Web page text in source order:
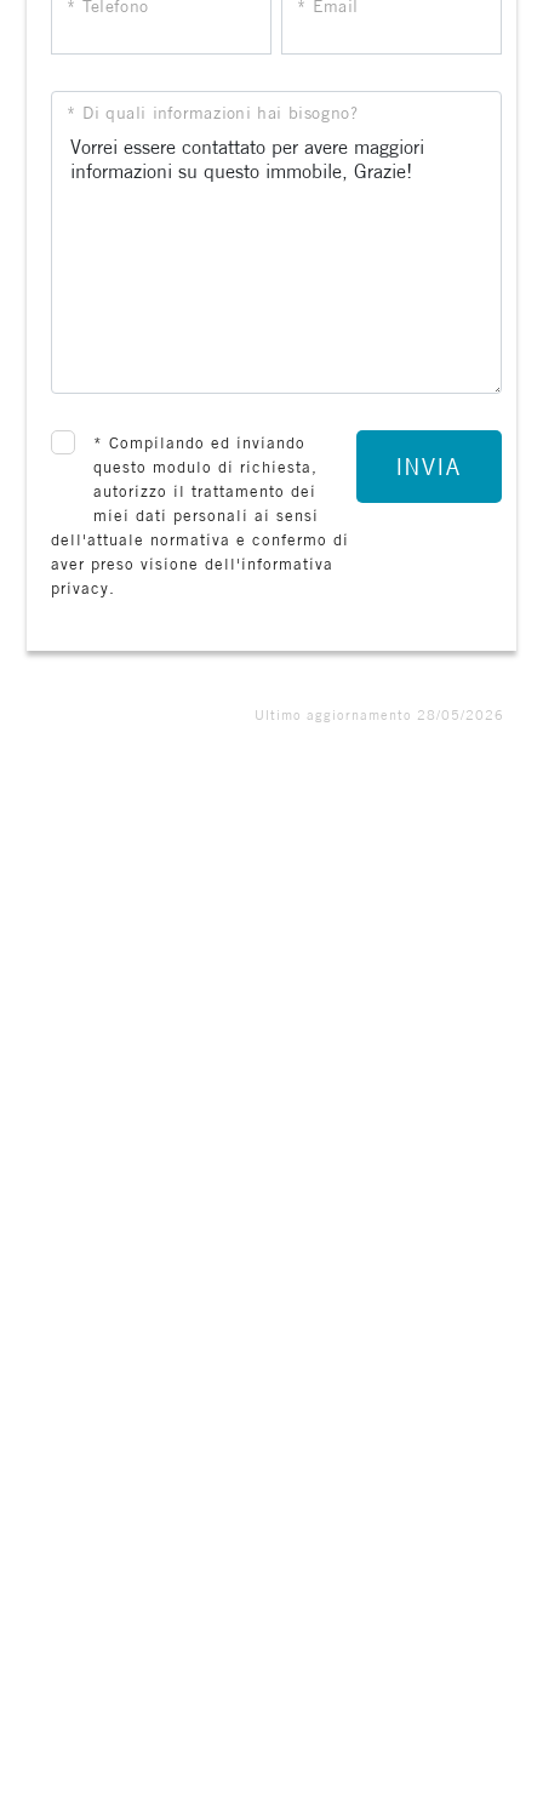
* Telefono * Email
* Di quali informazioni hai bisogno?
*Compilando ed inviando
questo modulo di richiesta,
autorizzo il trattamento dei
miei dati personali ai sensi
dell'attuale normativa e confermo di
aver preso visione dell'informativa
privacy.
INVIA
Ultimo aggiornamento 28/05/2026